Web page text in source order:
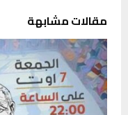
مقالات مشابهة